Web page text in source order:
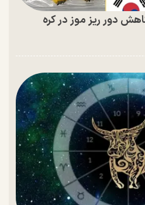
دور ریز موز در کره